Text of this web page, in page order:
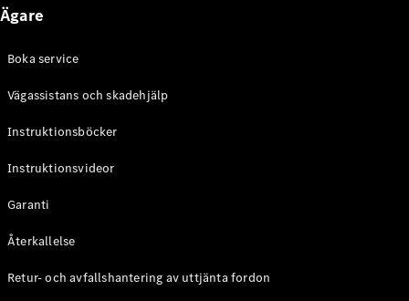
Dörrars
Mercedes-
AMG GT
Coupé
Benz Online
Store
Cabriolet / Roadster
Ägare
Boka service
Vägassistans och skadehjälp
Instruktionsböcker
Instruktionsvideor
Garanti
Återkallelse
Retur- och avfallshantering av uttjänta fordon